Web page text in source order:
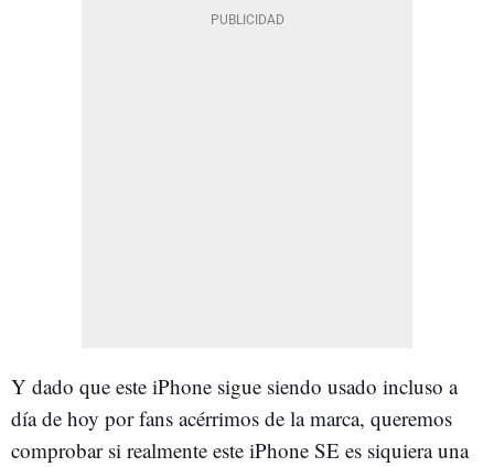
Y dado que este iPhone sigue siendo usado incluso a
día de hoy por fans acérrimos de la marca, queremos
comprobar si realmente este iPhone SE es siquiera una